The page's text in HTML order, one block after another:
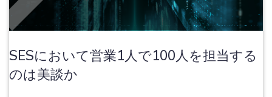
SESにおいて営業1人で100人を担当する
のは美談か